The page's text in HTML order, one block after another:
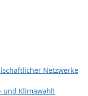
Netzwerke
und Klimawahl!